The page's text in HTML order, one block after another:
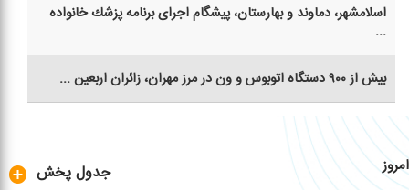
اسلامشهر، دماوند و بهارستان، پیشگام اجرای برنامه پزشك خانواده
...
بیش از ۹۰۰ دستگاه اتوبوس و ون در مرز مهران، زائران اربعین ...
امروز جدول پخش